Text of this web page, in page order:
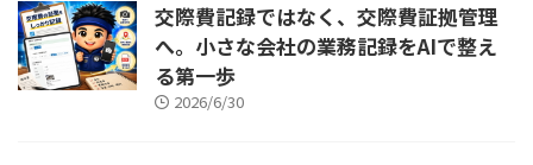
交際費記録ではなく、交際費証拠管理
へ。小さな会社の業務記録をAIで整え
る第一歩
2026/6/30